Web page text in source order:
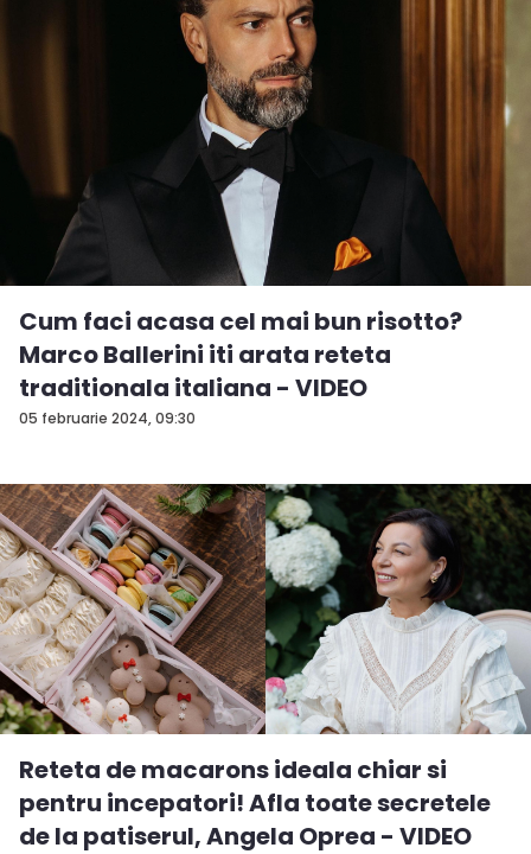
05 februarie 2024, 09:30
Cum faci acasa cel mai bun risotto?
Marco Ballerini iti arata reteta
traditionala italiana - VIDEO
Reteta de macarons ideala chiar si
pentru incepatori! Afla toate secretele
de la patiserul, Angela Oprea - VIDEO